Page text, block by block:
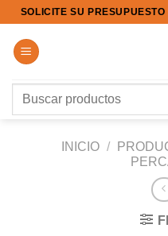
Saltar
contenido
SOLICITE SU
Buscar
INICIO /